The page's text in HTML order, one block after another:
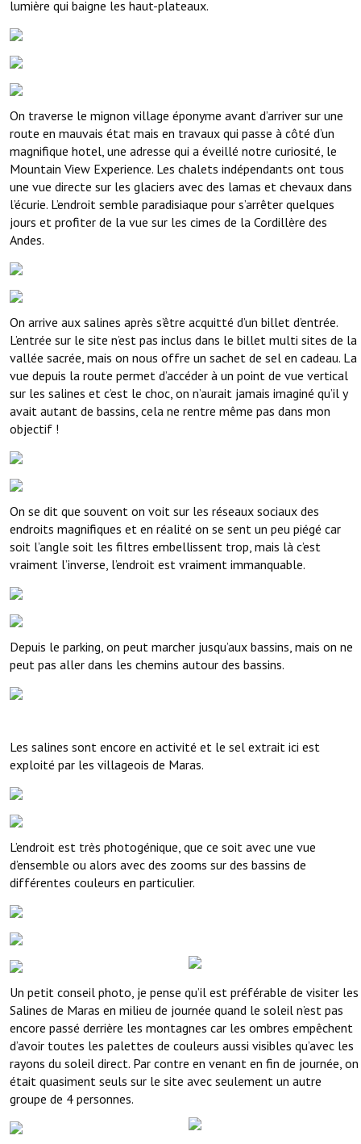
lumière qui baigne les haut-plateaux.
On traverse le mignon village éponyme avant d’arriver sur une
route en mauvais état mais en travaux qui passe à côté d’un
magnifique hotel, une adresse qui a éveillé notre curiosité, le
Mountain View Experience. Les chalets indépendants ont tous
une vue directe sur les glaciers avec des lamas et chevaux dans
l’écurie. L’endroit semble paradisiaque pour s’arrêter quelques
jours et profiter de la vue sur les cimes de la Cordillère des
Andes.
On arrive aux salines après s’être acquitté d’un billet d’entrée.
L’entrée sur le site n’est pas inclus dans le billet multi sites de la
vallée sacrée, mais on nous offre un sachet de sel en cadeau. La
vue depuis la route permet d’accéder à un point de vue vertical
sur les salines et c’est le choc, on n’aurait jamais imaginé qu’il y
avait autant de bassins, cela ne rentre même pas dans mon
objectif !
On se dit que souvent on voit sur les réseaux sociaux des
endroits magnifiques et en réalité on se sent un peu piégé car
soit l’angle soit les filtres embellissent trop, mais là c’est
vraiment l’inverse, l’endroit est vraiment immanquable.
Depuis le parking, on peut marcher jusqu’aux bassins, mais on ne
peut pas aller dans les chemins autour des bassins.
Les salines sont encore en activité et le sel extrait ici est
exploité par les villageois de Maras.
L’endroit est très photogénique, que ce soit avec une vue
d’ensemble ou alors avec des zooms sur des bassins de
différentes couleurs en particulier.
Un petit conseil photo, je pense qu’il est préférable de visiter les
Salines de Maras en milieu de journée quand le soleil n’est pas
encore passé derrière les montagnes car les ombres empêchent
d’avoir toutes les palettes de couleurs aussi visibles qu’avec les
rayons du soleil direct. Par contre en venant en fin de journée, on
était quasiment seuls sur le site avec seulement un autre
groupe de 4 personnes.